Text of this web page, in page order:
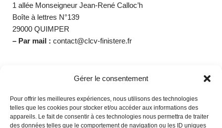
Gérer le consentement
Pour offrir les meilleures expériences, nous utilisons des technologies
telles que les cookies pour stocker et/ou accéder aux informations des
appareils. Le fait de consentir à ces technologies nous permettra de traiter
des données telles que le comportement de navigation ou les ID uniques
1 allée Monseigneur Jean-René Calloc’h
Boîte à lettres N°139
29000 QUIMPER
– Par mail : contact@clcv-finistere.fr